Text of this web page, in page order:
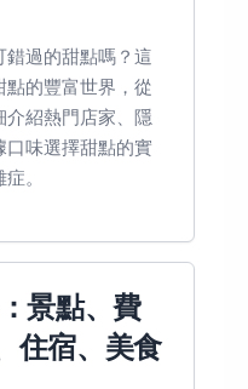
過的甜點嗎？這
的豐富世界，從
紹熱門店家、隱
味選擇甜點的實
。
景點、費
住宿、美食